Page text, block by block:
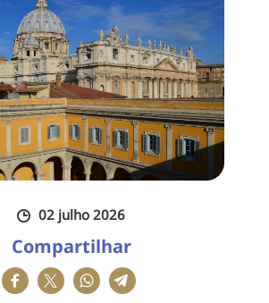
02 julho 2026
Compartilhar